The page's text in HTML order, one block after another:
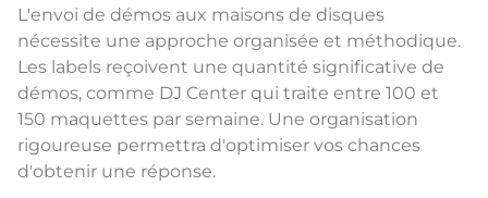
L'envoi de démos aux maisons de disques
nécessite une approche organisée et méthodique.
Les labels reçoivent une quantité significative de
démos, comme DJ Center qui traite entre 100 et
150 maquettes par semaine. Une organisation
rigoureuse permettra d'optimiser vos chances
d'obtenir une réponse.